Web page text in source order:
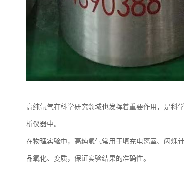
高纯氩气在科学研究领域也发挥着重要作用，是科
析仪器中。
在物理实验中，高纯氩气常用于填充电离室、闪烁
品氧化、变质，保证实验结果的准确性。